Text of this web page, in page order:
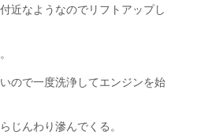
近なようなのでリフトアップし
ので一度洗浄してエンジンを始
じんわり滲んでくる。